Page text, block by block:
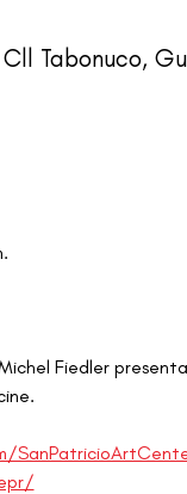
Tabonuco,
Fiedler